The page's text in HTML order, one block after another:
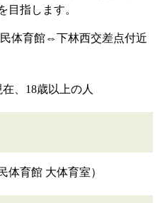
目指します。
体育館⇔下林西交差点付近
在、18歳以上の人
体育館 大体育室）